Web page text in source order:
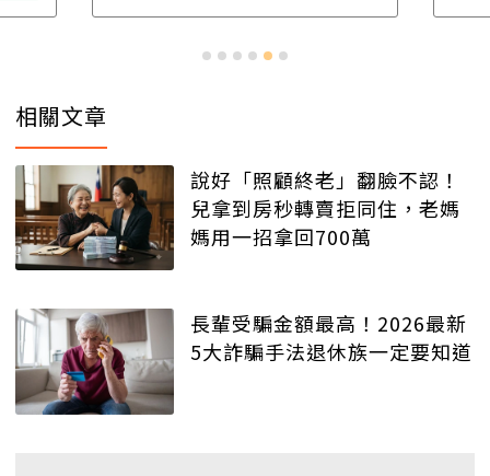
相關文章
說好「照顧終老」翻臉不認！
兒拿到房秒轉賣拒同住，老媽
媽用一招拿回700萬
長輩受騙金額最高！2026最新
5大詐騙手法退休族一定要知道